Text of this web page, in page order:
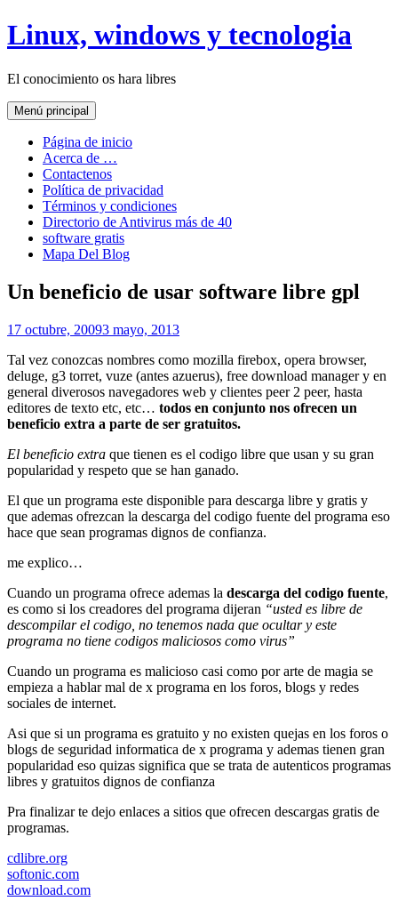
Saltar
al
Linux, windows y tecnologia
El conocimiento os hara libres
Menú principal
Página de inicio
Acerca de …
Contactenos
Política de privacidad
Términos y condiciones
Directorio de Antivirus más de 40
software gratis
Mapa Del Blog
Un beneficio de usar software libre gpl
17 octubre, 20093 mayo, 2013
Tal vez conozcas nombres como mozilla firebox, opera browser,
deluge, g3 torret, vuze (antes azuerus), free download manager y en
general diverosos navegadores web y clientes peer 2 peer, hasta
editores de texto etc, etc… todos en conjunto nos ofrecen un
beneficio extra a parte de ser gratuitos.
El beneficio extra que tienen es el codigo libre que usan y su gran
popularidad y respeto que se han ganado.
El que un programa este disponible para descarga libre y gratis y
que ademas ofrezcan la descarga del codigo fuente del programa eso
hace que sean programas dignos de confianza.
me explico…
Cuando un programa ofrece ademas la descarga del codigo fuente,
es como si los creadores del programa dijeran “usted es libre de
descompilar el codigo, no tenemos nada que ocultar y este
programa no tiene codigos maliciosos como virus”
Cuando un programa es malicioso casi como por arte de magia se
empieza a hablar mal de x programa en los foros, blogs y redes
sociales de internet.
Asi que si un programa es gratuito y no existen quejas en los foros o
blogs de seguridad informatica de x programa y ademas tienen gran
popularidad eso quizas significa que se trata de autenticos programas
libres y gratuitos dignos de confianza
Pra finalizar te dejo enlaces a sitios que ofrecen descargas gratis de
programas.
cdlibre.org
softonic.com
download.com